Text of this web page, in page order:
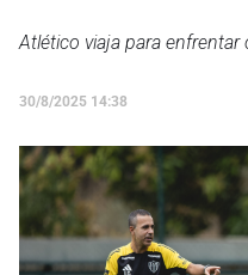
Atlético viaja para enfrentar
30/8/2025 14:38